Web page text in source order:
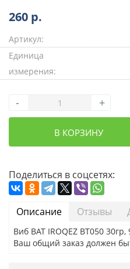
260 р.
Артикул:
Единица
измерения:
- +
В КОРЗИНУ
Поделиться в соцсетях:
Описание Отзывы
Виб BAT IROQEZ BT050
Ваш общий заказ должен